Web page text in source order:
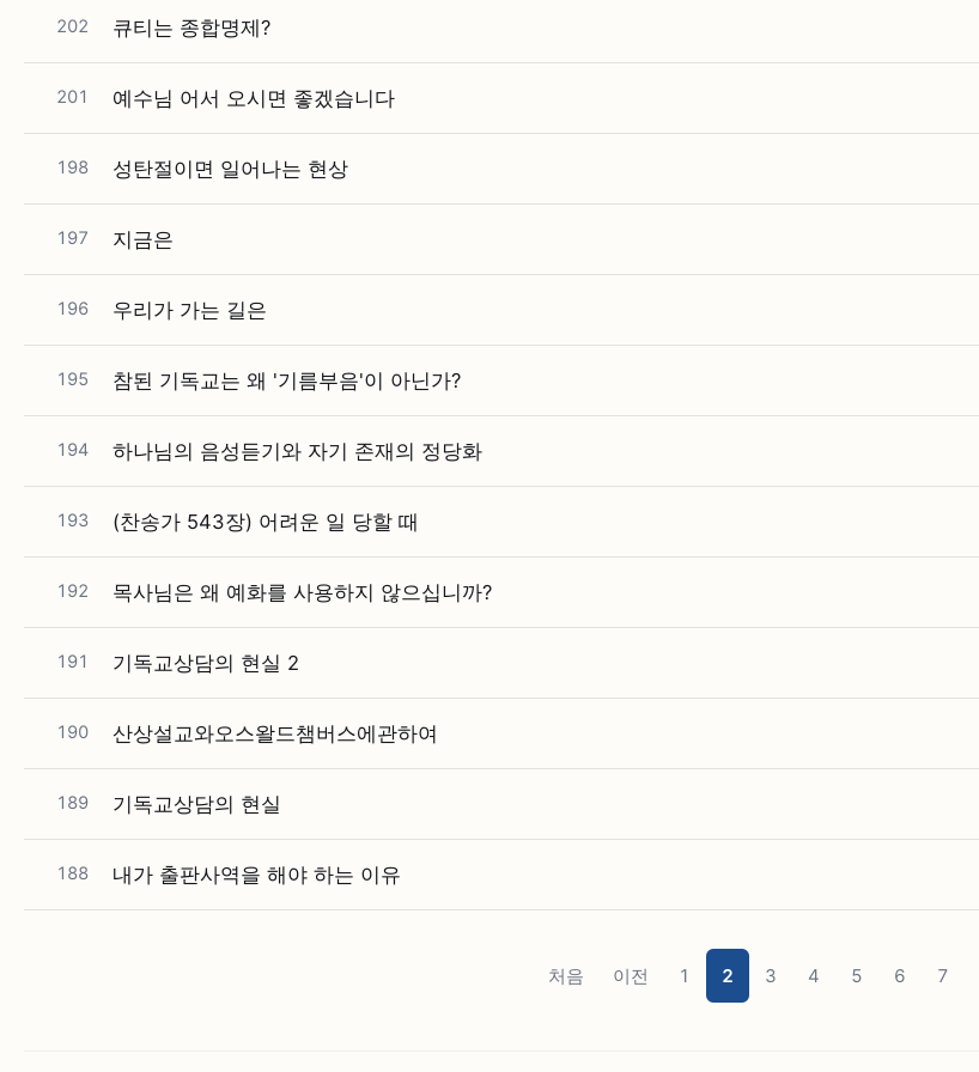
202 큐티는 종합명제?
201 예수님 어서 오시면 좋겠습니다
198 성탄절이면 일어나는 현상
197 지금은
196 우리가 가는 길은
195 참된 기독교는 왜 '기름부음'이 아닌가?
194 하나님의 음성듣기와 자기 존재의 정당화
193 (찬송가 543장) 어려운 일 당할 때
192 목사님은 왜 예화를 사용하지 않으십니까?
191 기독교상담의 현실 2
190 산상설교와오스왈드챔버스에관하여
189 기독교상담의 현실
188 내가 출판사역을 해야 하는 이유
처음 이전 1 2 3 4 5 6 7